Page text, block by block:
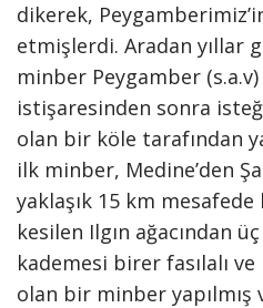
dikerek,
etmişlerdi. Aradan yıllar
minber Peygamber (s.a.v)
istişaresinden sonra
olan bir köle tarafından
ilk minber, Medine’den
yaklaşık 15 km
kesilen Ilgın ağacından
kademesi birer fasılalı
olan bir minber yapılmış